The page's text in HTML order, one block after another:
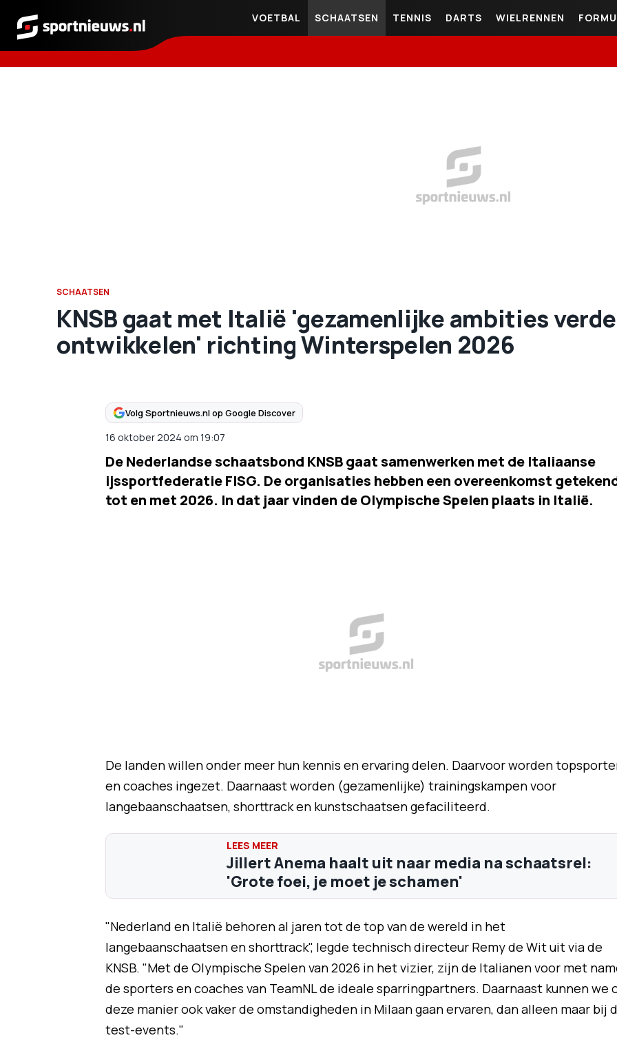
Sportnieuws.nl
VOETBAL SCHAATSEN TENNIS DARTS WIELRENNEN
SCHAATSEN
KNSB gaat met Italië 'gezamenlijke ambities
ontwikkelen' richting Winterspelen 2026
Volg Sportnieuws.nl op Google Discover
16 oktober 2024 om 19:07
De Nederlandse schaatsbond KNSB gaat samenwerken met de Italiaanse
ijssportfederatie FISG. De organisaties hebben een overeenkomst
tot en met 2026. In dat jaar vinden de Olympische Spelen plaats in Italië.
De landen willen onder meer hun kennis en ervaring delen. Daarvoor worden
en coaches ingezet. Daarnaast worden (gezamenlijke) trainingskampen voor
langebaanschaatsen, shorttrack en kunstschaatsen gefaciliteerd.
Jillert Anema haalt uit naar media na schaatsrel:
'Grote foei, je moet je schamen'
"Nederland en Italië behoren al jaren tot de top van de wereld in het
langebaanschaatsen en shorttrack", legde technisch directeur Remy de Wit uit via de
KNSB. "Met de Olympische Spelen van 2026 in het vizier, zijn de Italianen voor met
de sporters en coaches van TeamNL de ideale sparringpartners. Daarnaast kunnen we
deze manier ook vaker de omstandigheden in Milaan gaan ervaren, dan alleen maar bij
test-events."